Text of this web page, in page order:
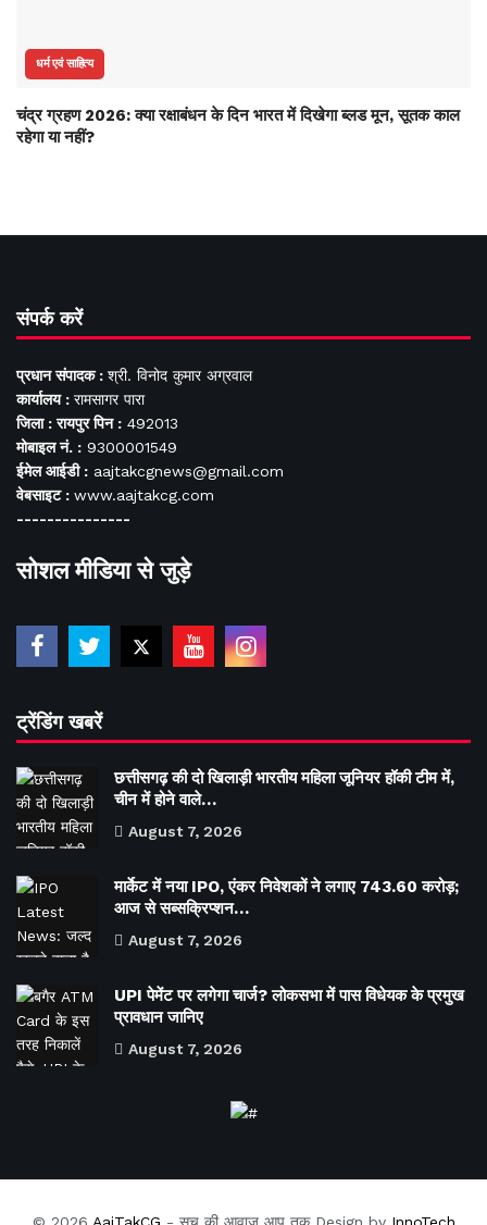
धर्म एवं साहित्य
चंद्र ग्रहण 2026: क्या रक्षाबंधन के दिन भारत में दिखेगा ब्लड मून, सूतक काल
रहेगा या नहीं?
संपर्क करें
प्रधान संपादक : श्री. विनोद कुमार अग्रवाल
कार्यालय : रामसागर पारा
जिला : रायपुर पिन : 492013
मोबाइल नं. : 9300001549
ईमेल आईडी : aajtakcgnews@gmail.com
वेबसाइट : www.aajtakcg.com
---------------
सोशल मीडिया से जुड़े
ट्रेंडिंग खबरें
छत्तीसगढ़ की दो खिलाड़ी भारतीय महिला जूनियर हॉकी टीम में,
चीन में होने वाले…
August 7, 2026
मार्केट में नया IPO, एंकर निवेशकों ने लगाए 743.60 करोड़;
आज से सब्सक्रिप्शन…
August 7, 2026
UPI पेमेंट पर लगेगा चार्ज? लोकसभा में पास विधेयक के प्रमुख
प्रावधान जानिए
August 7, 2026
© 2026 AajTakCG - सच की आवाज़ आप तक Design by InnoTech